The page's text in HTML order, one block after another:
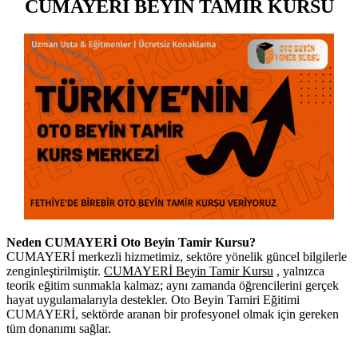
CUMAYERİ BEYİN TAMİR KURSU
Neden CUMAYERİ Oto Beyin Tamir Kursu?
CUMAYERİ merkezli hizmetimiz, sektöre yönelik güncel bilgilerle
zenginleştirilmiştir. CUMAYERİ Beyin Tamir Kursu , yalnızca
teorik eğitim sunmakla kalmaz; aynı zamanda öğrencilerini gerçek
hayat uygulamalarıyla destekler. Oto Beyin Tamiri Eğitimi
CUMAYERİ, sektörde aranan bir profesyonel olmak için gereken
tüm donanımı sağlar.